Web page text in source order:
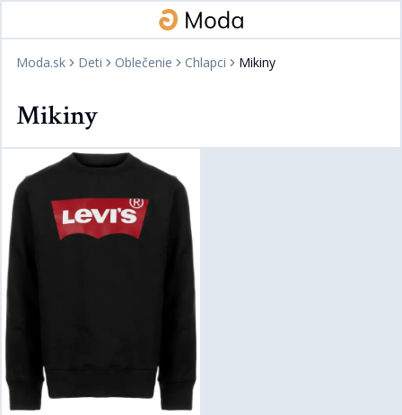
Moda.sk Deti Oblečenie Chlapci Mikiny
Mikiny